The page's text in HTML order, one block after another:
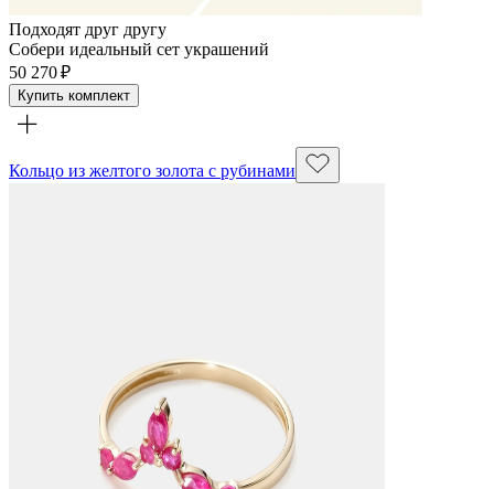
Подходят друг другу
Собери идеальный сет украшений
50 270 ₽
Купить комплект
Кольцо из желтого золота с рубинами